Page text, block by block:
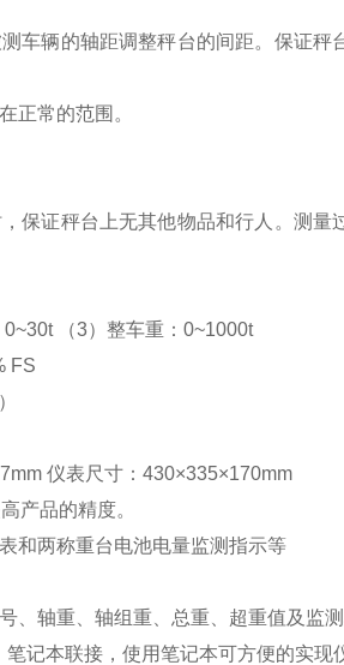
车辆的轴距调整秤台的间距。保证
正常的范围。
保证秤台上无其他物品和行人。测
0~30t （3）整车重：0~1000t
FS
仪表尺寸：430×335×170mm
产品的精度。
和两称重台电池电量监测指示等
、轴重、轴组重、总重、超重值及监测
记本联接，使用笔记本可方便的实现